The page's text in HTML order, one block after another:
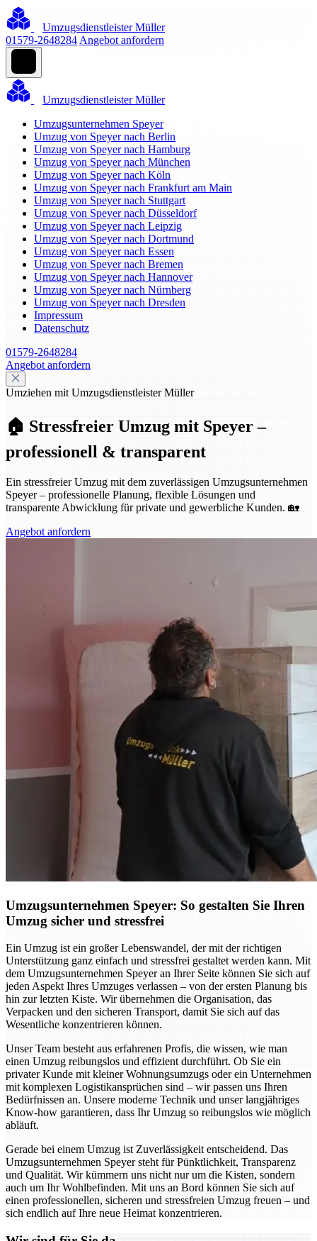
Umzugsdienstleister Müller
01579-2648284 Angebot anfordern
Umzugsdienstleister Müller
Umzugsunternehmen Speyer
Umzug von Speyer nach Berlin
Umzug von Speyer nach Hamburg
Umzug von Speyer nach München
Umzug von Speyer nach Köln
Umzug von Speyer nach Frankfurt am Main
Umzug von Speyer nach Stuttgart
Umzug von Speyer nach Düsseldorf
Umzug von Speyer nach Leipzig
Umzug von Speyer nach Dortmund
Umzug von Speyer nach Essen
Umzug von Speyer nach Bremen
Umzug von Speyer nach Hannover
Umzug von Speyer nach Nürnberg
Umzug von Speyer nach Dresden
Impressum
Datenschutz
01579-2648284
Angebot anfordern
Umziehen mit Umzugsdienstleister Müller
🏠 Stressfreier Umzug mit Speyer –
professionell & transparent
Ein stressfreier Umzug mit dem zuverlässigen Umzugsunternehmen
Speyer – professionelle Planung, flexible Lösungen und
transparente Abwicklung für private und gewerbliche Kunden. 🏡
Angebot anfordern
Umzugsunternehmen Speyer: So gestalten Sie Ihren
Umzug sicher und stressfrei
Ein Umzug ist ein großer Lebenswandel, der mit der richtigen
Unterstützung ganz einfach und stressfrei gestaltet werden kann. Mit
dem Umzugsunternehmen Speyer an Ihrer Seite können Sie sich auf
jeden Aspekt Ihres Umzuges verlassen – von der ersten Planung bis
hin zur letzten Kiste. Wir übernehmen die Organisation, das
Verpacken und den sicheren Transport, damit Sie sich auf das
Wesentliche konzentrieren können.
Unser Team besteht aus erfahrenen Profis, die wissen, wie man
einen Umzug reibungslos und effizient durchführt. Ob Sie ein
privater Kunde mit kleiner Wohnungsumzugs oder ein Unternehmen
mit komplexen Logistikansprüchen sind – wir passen uns Ihren
Bedürfnissen an. Unsere moderne Technik und unser langjähriges
Know-how garantieren, dass Ihr Umzug so reibungslos wie möglich
abläuft.
Gerade bei einem Umzug ist Zuverlässigkeit entscheidend. Das
Umzugsunternehmen Speyer steht für Pünktlichkeit, Transparenz
und Qualität. Wir kümmern uns nicht nur um die Kisten, sondern
auch um Ihr Wohlbefinden. Mit uns an Bord können Sie sich auf
einen professionellen, sicheren und stressfreien Umzug freuen – und
sich endlich auf Ihre neue Heimat konzentrieren.